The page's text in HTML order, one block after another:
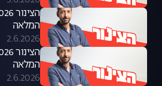
המלאה
2.6.2026
המלאה
2.6.2026